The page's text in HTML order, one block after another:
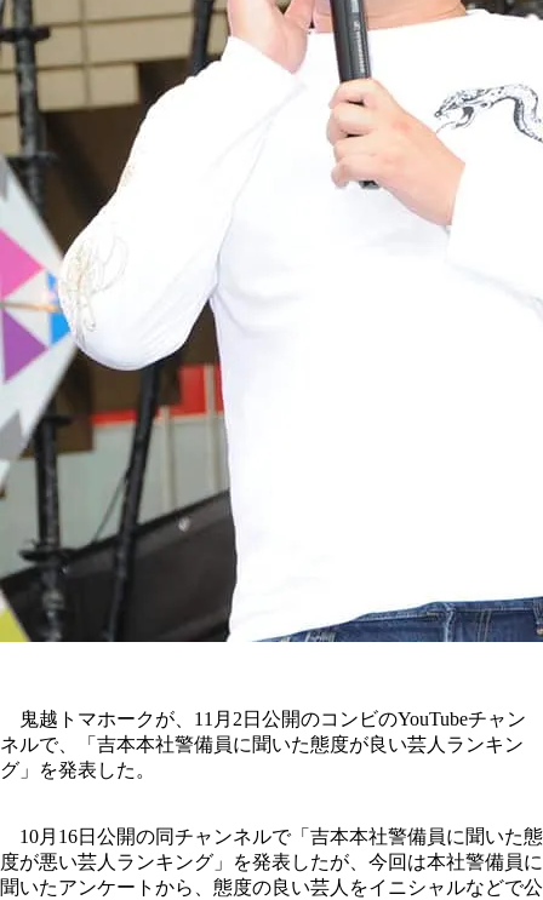
鬼越トマホークが、11月2日公開のコンビのYouTubeチャン
ネルで、「吉本本社警備員に聞いた態度が良い芸人ランキン
グ」を発表した。
10月16日公開の同チャンネルで「吉本本社警備員に聞いた態
度が悪い芸人ランキング」を発表したが、今回は本社警備員に
聞いたアンケートから、態度の良い芸人をイニシャルなどで公